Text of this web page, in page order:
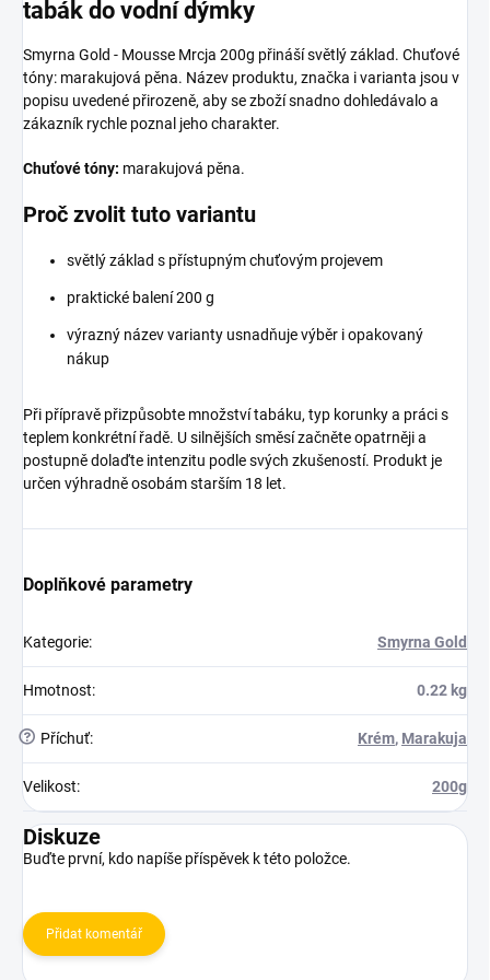
tabák do vodní dýmky
Smyrna Gold - Mousse Mrcja 200g přináší světlý základ. Chuťové
tóny: marakujová pěna. Název produktu, značka i varianta jsou v
popisu uvedené přirozeně, aby se zboží snadno dohledávalo a
zákazník rychle poznal jeho charakter.
Chuťové tóny: marakujová pěna.
Proč zvolit tuto variantu
světlý základ s přístupným chuťovým projevem
praktické balení 200 g
výrazný název varianty usnadňuje výběr i opakovaný
nákup
Při přípravě přizpůsobte množství tabáku, typ korunky a práci s
teplem konkrétní řadě. U silnějších směsí začněte opatrněji a
postupně dolaďte intenzitu podle svých zkušeností. Produkt je
určen výhradně osobám starším 18 let.
Doplňkové parametry
Kategorie: Smyrna Gold
Hmotnost: 0.22 kg
? Příchuť: Krém, Marakuja
Velikost: 200g
Diskuze
Buďte první, kdo napíše příspěvek k této položce.
Přidat komentář